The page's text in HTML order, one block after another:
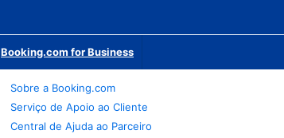
Booking.com for Business
Sobre a Booking.com
Serviço de Apoio ao Cliente
Central de Ajuda ao Parceiro